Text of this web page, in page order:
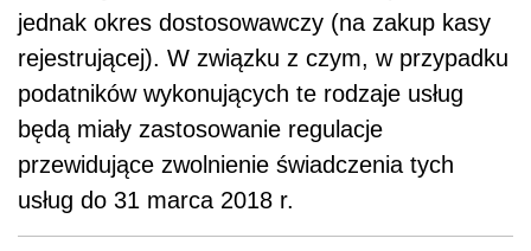
jednak okres dostosowawczy (na zakup kasy
rejestrującej). W związku z czym, w przypadku
podatników wykonujących te rodzaje usług
będą miały zastosowanie regulacje
przewidujące zwolnienie świadczenia tych
usług do 31 marca 2018 r.